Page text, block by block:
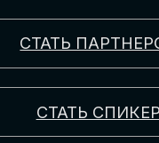
адаптируются к
Как ИИ-
членами команды, как
забирают на себя рутину
увеличить
без огромных